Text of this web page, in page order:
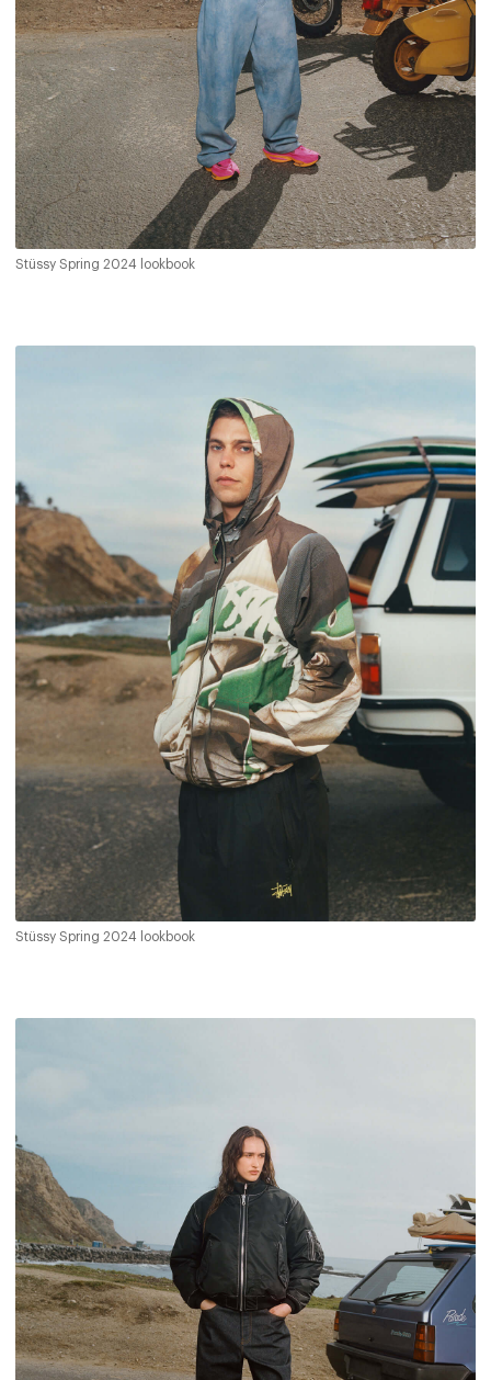
Stüssy Spring 2024 lookbook
Stüssy Spring 2024 lookbook